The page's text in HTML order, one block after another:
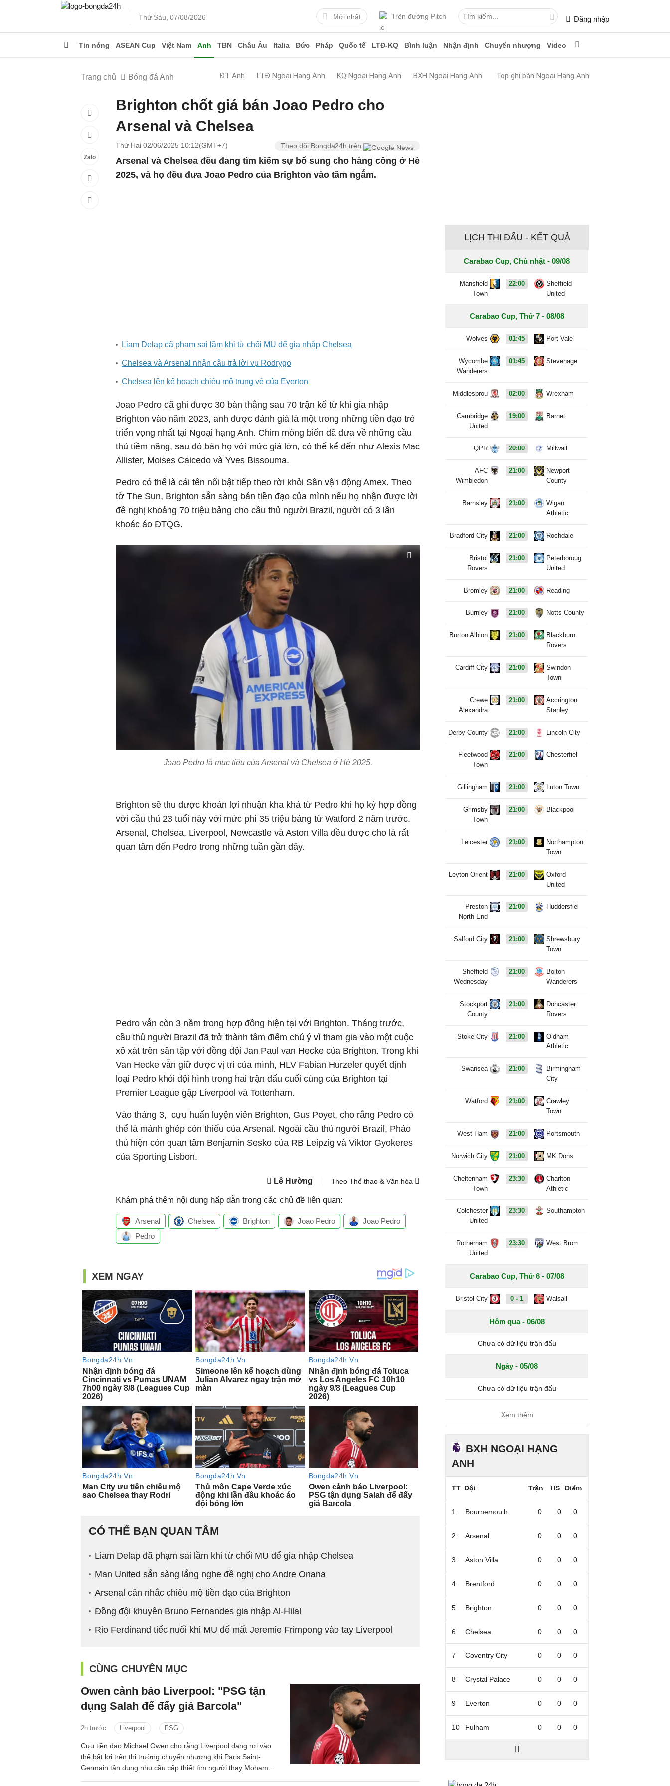
Thứ Sáu, 07/08/2026 Mới nhất Trên đường Pitch Đăng nhập
Tin nóng ASEAN Cup Việt Nam Anh TBN Châu Âu Italia Đức Pháp Quốc tế LTĐ-KQ Bình luận Nhận định Chuyển nhượng Video
Trang chủ Bóng đá Anh ĐT Anh LTĐ Ngoại Hạng Anh KQ Ngoại Hạng Anh BXH Ngoại Hạng Anh Top ghi bàn Ngoại Hạng Anh
Zalo
Brighton chốt giá bán Joao Pedro cho
Arsenal và Chelsea
Thứ Hai 02/06/2025 10:12(GMT+7) Theo dõi Bongda24h trên
Arsenal và Chelsea đều đang tìm kiếm sự bổ sung cho hàng công ở Hè
2025, và họ đều đưa Joao Pedro của Brighton vào tầm ngắm.
Liam Delap đã phạm sai lầm khi từ chối MU để gia nhập Chelsea
Chelsea và Arsenal nhận câu trả lời vụ Rodrygo
Chelsea lên kế hoạch chiêu mộ trung vệ của Everton
Joao Pedro đã ghi được 30 bàn thắng sau 70 trận kể từ khi gia nhập
Brighton vào năm 2023, anh được đánh giá là một trong những tiền đạo trẻ
triển vọng nhất tại Ngoại hạng Anh. Chim mòng biển đã đưa về những cầu
thủ tiềm năng, sau đó bán họ với mức giá lớn, có thể kể đến như Alexis Mac
Allister, Moises Caicedo và Yves Bissouma.
Pedro có thể là cái tên nổi bật tiếp theo rời khỏi Sân vận động Amex. Theo
tờ The Sun, Brighton sẵn sàng bán tiền đạo của mình nếu họ nhận được lời
đề nghị khoảng 70 triệu bảng cho cầu thủ người Brazil, người có 3 lần
khoác áo ĐTQG.
Joao Pedro là mục tiêu của Arsenal và Chelsea ở Hè 2025.
Brighton sẽ thu được khoản lợi nhuận kha khá từ Pedro khi họ ký hợp đồng
với cầu thủ 23 tuổi này với mức phí 35 triệu bảng từ Watford 2 năm trước.
Arsenal, Chelsea, Liverpool, Newcastle và Aston Villa đều được cho là rất
quan tâm đến Pedro trong những tuần gần đây.
Pedro vẫn còn 3 năm trong hợp đồng hiện tại với Brighton. Tháng trước,
cầu thủ người Brazil đã trở thành tâm điểm chú ý vì tham gia vào một cuộc
xô xát trên sân tập với đồng đội Jan Paul van Hecke của Brighton. Trong khi
Van Hecke vẫn giữ được vị trí của mình, HLV Fabian Hurzeler quyết định
loại Pedro khỏi đội hình trong hai trận đấu cuối cùng của Brighton tại
Premier League gặp Liverpool và Tottenham.
Vào tháng 3, cựu huấn luyện viên Brighton, Gus Poyet, cho rằng Pedro có
thể là mảnh ghép còn thiếu của Arsenal. Ngoài cầu thủ người Brazil, Pháo
thủ hiện còn quan tâm Benjamin Sesko của RB Leipzig và Viktor Gyokeres
của Sporting Lisbon.
Lê Hường Theo Thể thao & Văn hóa
Khám phá thêm nội dung hấp dẫn trong các chủ đề liên quan:
Arsenal Chelsea Brighton Joao Pedro
Joao Pedro
Pedro
CÓ THỂ BẠN QUAN TÂM
Liam Delap đã phạm sai lầm khi từ chối MU để gia nhập Chelsea
Man United sẵn sàng lắng nghe đề nghị cho Andre Onana
Arsenal cân nhắc chiêu mộ tiền đạo của Brighton
Đồng đội khuyên Bruno Fernandes gia nhập Al-Hilal
Rio Ferdinand tiếc nuối khi MU để mất Jeremie Frimpong vào tay Liverpool
CÙNG CHUYÊN MỤC
Owen cảnh báo Liverpool: "PSG tận
dụng Salah để đẩy giá Barcola"
2h trước Liverpool PSG
Cựu tiền đạo Michael Owen cho rằng Liverpool đang rơi vào
thế bất lợi trên thị trường chuyển nhượng khi Paris Saint-
Germain tận dụng nhu cầu cấp thiết tìm người thay Mohamed
LỊCH THI ĐẤU - KẾT QUẢ
Carabao Cup, Chủ nhật - 09/08
Mansfield
Town
22:00
Sheffield
United
Carabao Cup, Thứ 7 - 08/08
Wolves 01:45 Port Vale
Wycombe
Wanderers
01:45 Stevenage
Middlesbrou 02:00 Wrexham
Cambridge
United
19:00 Barnet
QPR 20:00 Millwall
AFC
Wimbledon
21:00
Newport
County
Barnsley 21:00
Wigan
Athletic
Bradford City 21:00 Rochdale
Bristol
Rovers
21:00
Peterboroug
United
Bromley 21:00 Reading
Burnley 21:00 Notts County
Burton Albion 21:00
Blackburn
Rovers
Cardiff City 21:00
Swindon
Town
Crewe
Alexandra
21:00
Accrington
Stanley
Derby County 21:00 Lincoln City
Fleetwood
Town
21:00 Chesterfiel
Gillingham 21:00 Luton Town
Grimsby
Town
21:00 Blackpool
Leicester 21:00
Northampton
Town
Leyton Orient 21:00
Oxford
United
Preston
North End
21:00 Huddersfiel
Salford City 21:00
Shrewsbury
Town
Sheffield
Wednesday
21:00
Bolton
Wanderers
Stockport
County
21:00
Doncaster
Rovers
Stoke City 21:00
Oldham
Athletic
Swansea 21:00
Birmingham
City
Watford 21:00
Crawley
Town
West Ham 21:00 Portsmouth
Norwich City 21:00 MK Dons
Cheltenham
Town
23:30
Charlton
Athletic
Colchester
United
23:30 Southampton
Rotherham
United
23:30 West Brom
Carabao Cup, Thứ 6 - 07/08
Bristol City 0 - 1 Walsall
Hôm qua - 06/08
Chưa có dữ liệu trận đấu
Ngày - 05/08
Chưa có dữ liệu trận đấu
Xem thêm
BXH NGOẠI HẠNG
ANH
TT Đội Trận HS Điểm
1 Bournemouth 0 0 0
2 Arsenal 0 0 0
3 Aston Villa 0 0 0
4 Brentford 0 0 0
5 Brighton 0 0 0
6 Chelsea 0 0 0
7 Coventry City 0 0 0
8 Crystal Palace 0 0 0
9 Everton 0 0 0
10 Fulham 0 0 0